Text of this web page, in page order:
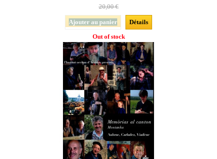
20,00 €
Ajouter au panier
Détails
Out of stock